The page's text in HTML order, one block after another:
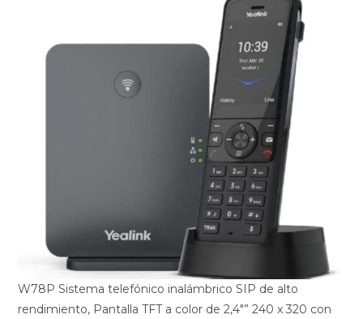
W78P Sistema telefónico inalámbrico SIP de alto
rendimiento, Pantalla TFT a color de 2,4″” 240 x 320 con